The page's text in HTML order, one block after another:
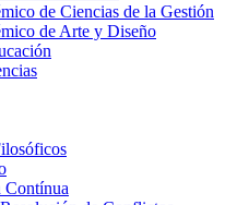
de Ciencias de la Gestión
de Arte y Diseño
Contínua